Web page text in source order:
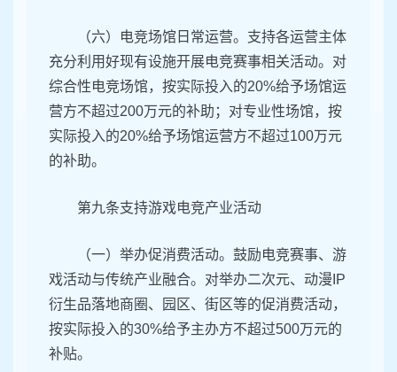
（六）电竞场馆日常运营。支持各运营主体
充分利用好现有设施开展电竞赛事相关活动。对
综合性电竞场馆，按实际投入的20%给予场馆运
营方不超过200万元的补助；对专业性场馆，按
实际投入的20%给予场馆运营方不超过100万元
的补助。
第九条支持游戏电竞产业活动
（一）举办促消费活动。鼓励电竞赛事、游
戏活动与传统产业融合。对举办二次元、动漫IP
衍生品落地商圈、园区、街区等的促消费活动，
按实际投入的30%给予主办方不超过500万元的
补贴。